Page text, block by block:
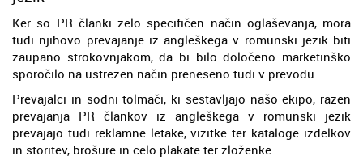
Ker so PR članki zelo specifičen način oglaševanja, mora
tudi njihovo prevajanje iz angleškega v romunski jezik biti
zaupano strokovnjakom, da bi bilo določeno marketinško
sporočilo na ustrezen način preneseno tudi v prevodu.
Prevajalci in sodni tolmači, ki sestavljajo našo ekipo, razen
prevajanja PR člankov iz angleškega v romunski jezik
prevajajo tudi reklamne letake, vizitke ter kataloge izdelkov
in storitev, brošure in celo plakate ter zloženke.